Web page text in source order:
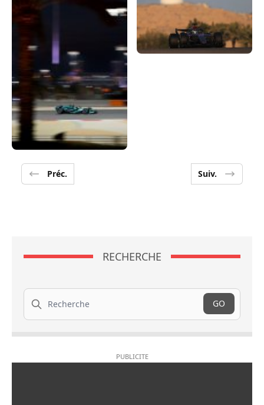
Préc. Suiv.
RECHERCHE
Recherche
GO